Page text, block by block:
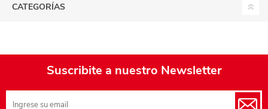
CATEGORÍAS
Suscribite a nuestro Newsletter